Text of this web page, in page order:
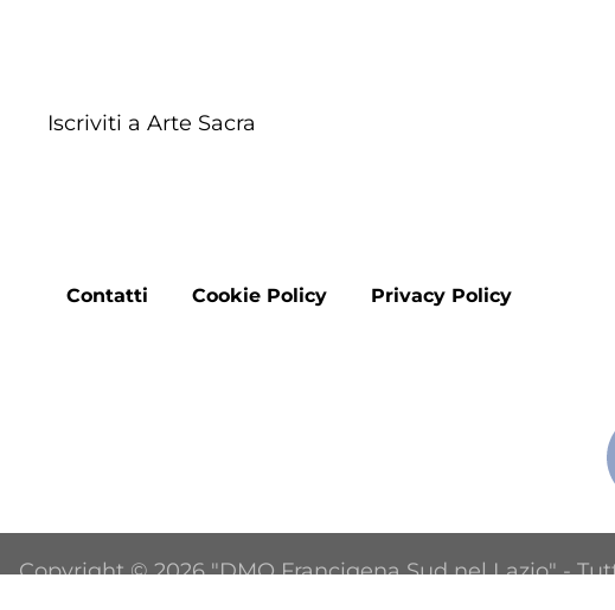
Iscriviti a Arte Sacra
Footer
Contatti Cookie Policy Privacy Policy
Copyright © 2026 "DMO Francigena Sud nel Lazio" -